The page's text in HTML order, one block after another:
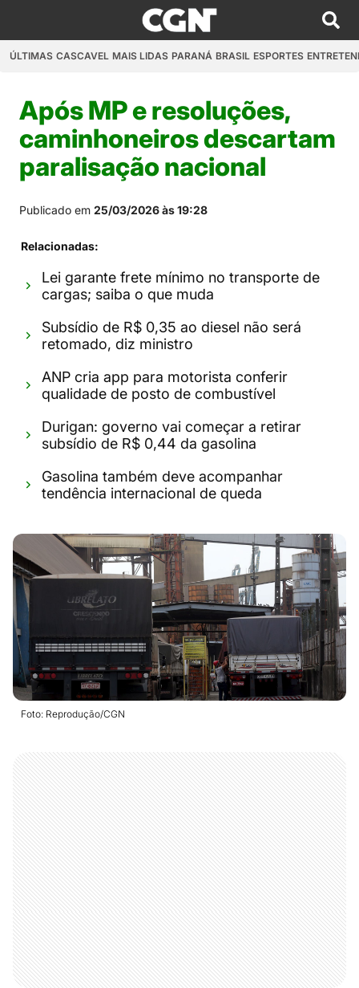
ÚLTIMAS CASCAVEL MAIS LIDAS PARANÁ BRASIL ESPORTES
Após MP e resoluções,
caminhoneiros descartam
paralisação nacional
Publicado em 25/03/2026 às 19:28
Relacionadas:
Lei garante frete mínimo no transporte de
cargas; saiba o que muda
Subsídio de R$ 0,35 ao diesel não será
retomado, diz ministro
ANP cria app para motorista conferir
qualidade de posto de combustível
Durigan: governo vai começar a retirar
subsídio de R$ 0,44 da gasolina
Gasolina também deve acompanhar
tendência internacional de queda
Foto: Reprodução/CGN